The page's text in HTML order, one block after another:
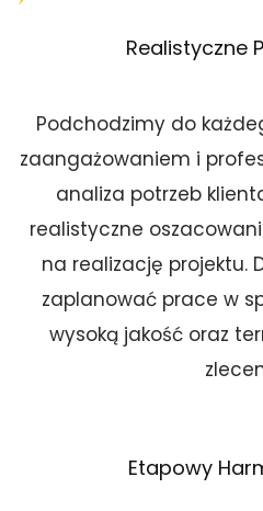
Realistyczne
Podchodzimy do
zaangażowaniem i
analiza potrzeb
realistyczne
na realizację projektu.
zaplanować prace w
wysoką jakość oraz
Etapowy